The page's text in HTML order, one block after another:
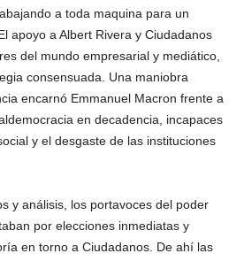
a toda maquina para un
apoyo a Albert Rivera y Ciudadanos
del mundo empresarial y mediático,
consensuada. Una maniobra
encarnó Emmanuel Macron frente a
en decadencia, incapaces
y el desgaste de las instituciones
y análisis, los portavoces del poder
por elecciones inmediatas y
en torno a Ciudadanos. De ahí las